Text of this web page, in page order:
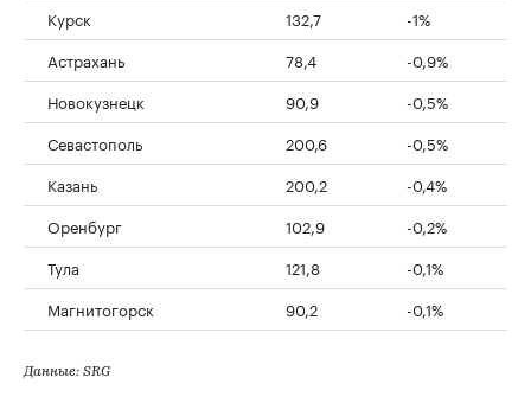
Курск
132,7
-1%
Астрахань
78,4
-0,9%
Новокузнецк
90,9
-0,5%
Севастополь
200,6
-0,5%
Казань
200,2
-0,4%
Оренбург
102,9
-0,2%
Тула
121,8
-0,1%
Магнитогорск
90,2 -0,1%
Данные: SRG